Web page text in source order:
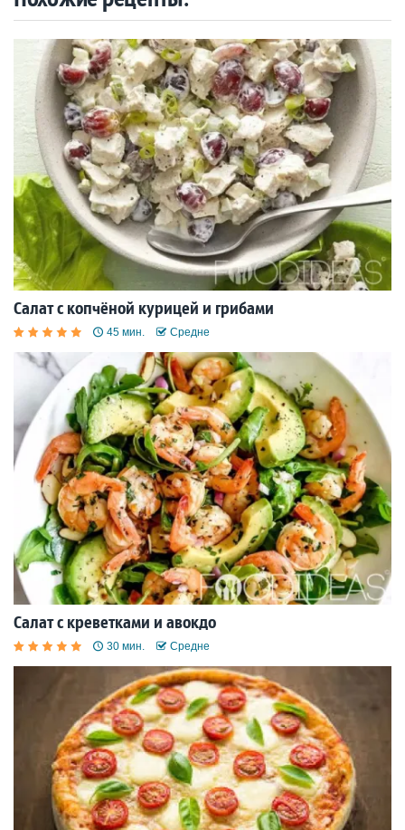
Салат с копчёной курицей и грибами
45 мин. Средне
Салат с креветками и авокдо
30 мин. Средне